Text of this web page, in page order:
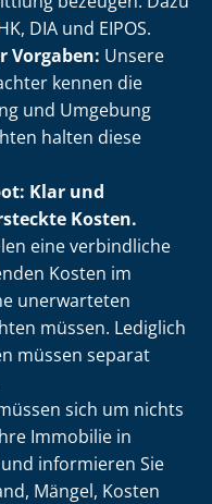
DIA und EIPOS.
Vorgaben: Unsere
kennen die
und Umgebung
halten diese
Klar und
Kosten.
eine verbindliche
Kosten im
unerwarteten
müssen. Lediglich
müssen separat
sich um nichts
Immobilie in
informieren Sie
Mängel, Kosten